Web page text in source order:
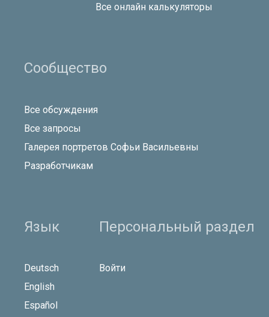
Все онлайн калькуляторы
Сообщество
Все обсуждения
Все запросы
Галерея портретов Софьи Васильевны
Разработчикам
Язык
Deutsch
English
Español
Персональный раздел
Войти